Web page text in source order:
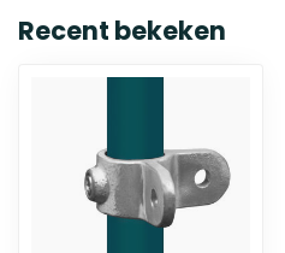
Recent bekeken